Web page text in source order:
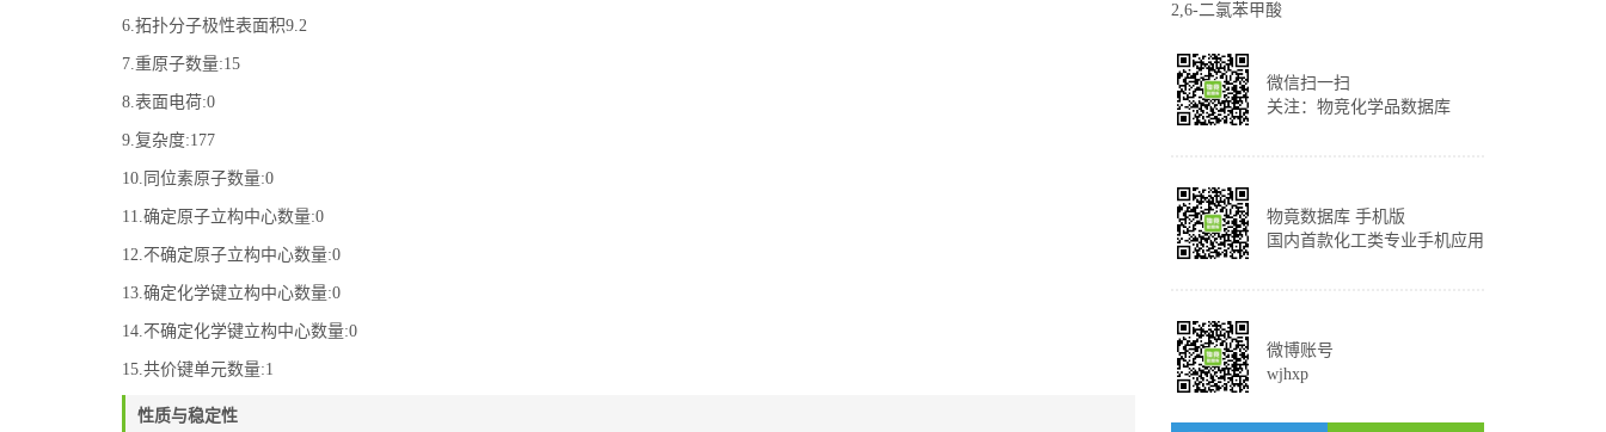
6.拓扑分子极性表面积9.2
7.重原子数量:15
8.表面电荷:0
9.复杂度:177
10.同位素原子数量:0
11.确定原子立构中心数量:0
12.不确定原子立构中心数量:0
13.确定化学键立构中心数量:0
14.不确定化学键立构中心数量:0
15.共价键单元数量:1
性质与稳定性
2,6-二氯苯甲酸
微信扫一扫
关注：物竞化学品数据库
物竟数据库 手机版
国内首款化工类专业手机应用
微博账号
wjhxp